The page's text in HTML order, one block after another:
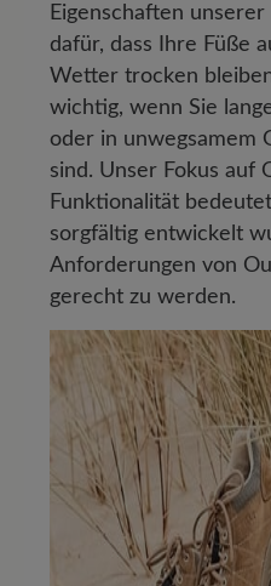
Eigenschaften
dafür, dass Ihre Füße
Wetter trocken
wichtig, wenn Sie
oder in unwegsamem
sind. Unser Fokus auf
Funktionalität
sorgfältig entwickelt
Anforderungen von
gerecht zu werden.